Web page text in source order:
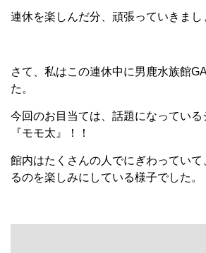
連休を楽しんだ分、頑張っていきまし
さて、私はこの連休中に男鹿水族館
た。
今回のお目当ては、話題になってい
『モモ太』！！
館内はたくさんの人でにぎわってい
るのを楽しみにしている様子でした。